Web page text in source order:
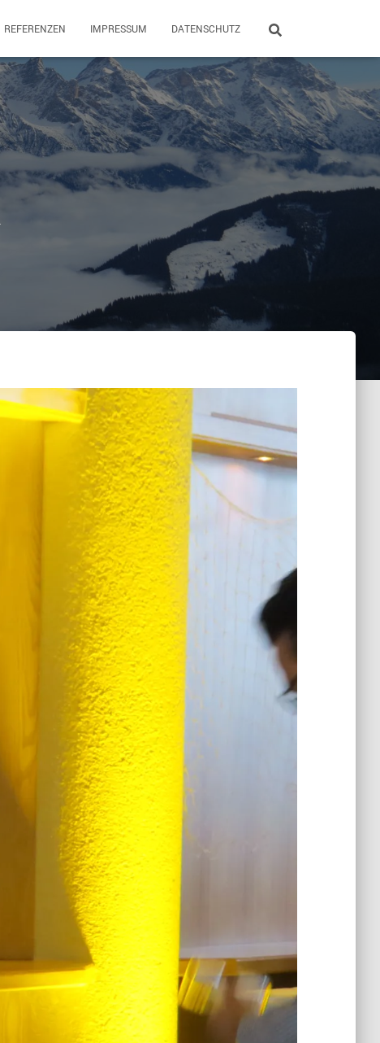
REFERENZEN IMPRESSUM DATENSCHUTZ